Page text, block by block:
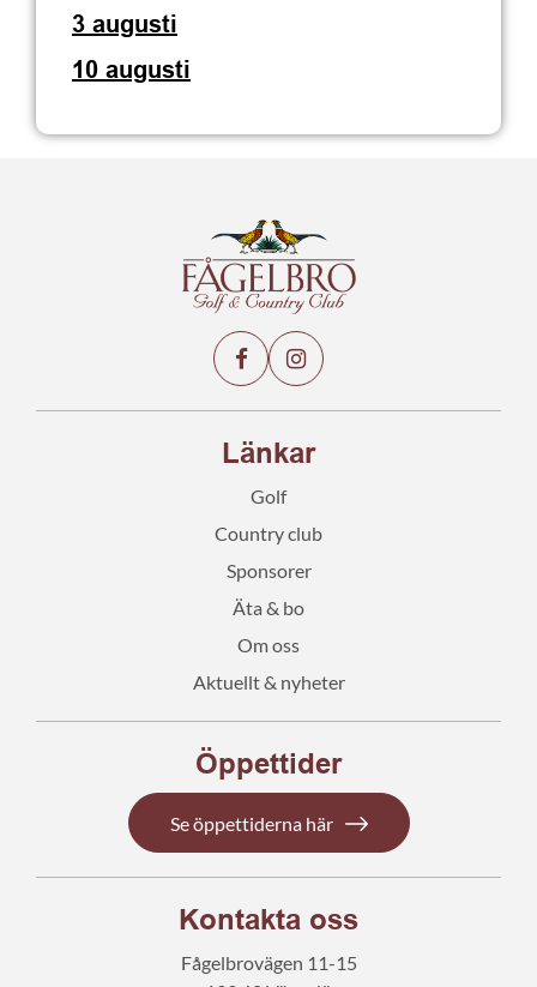
3 augusti
10 augusti
Länkar
Golf
Country club
Sponsorer
Äta & bo
Om oss
Aktuellt & nyheter
Öppettider
Se öppettiderna här
Kontakta oss
Fågelbrovägen 11-15